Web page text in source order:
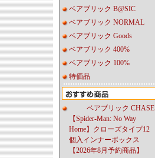
ベアブリック B@SIC
ベアブリック NORMAL
ベアブリック Goods
ベアブリック 400%
ベアブリック 100%
特価品
ベアブリック CHASE
【Spider-Man: No Way
Home】クローズタイプ12
個入インナーボックス
【2026年8月予約商品】